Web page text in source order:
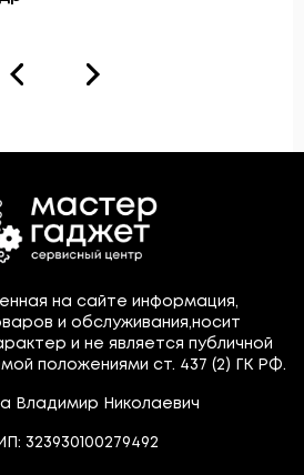
на сайте информация,
и обслуживания,носит
и не является публичной
положениями ст. 437 (2) ГК РФ.
Владимир Николаевич
323930100279492